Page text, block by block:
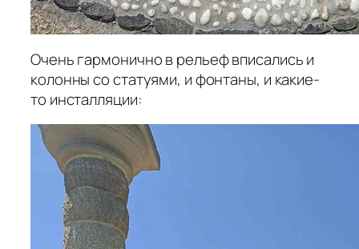
Очень гармонично в рельеф вписались и
колонны со статуями, и фонтаны, и какие-
то инсталляции: